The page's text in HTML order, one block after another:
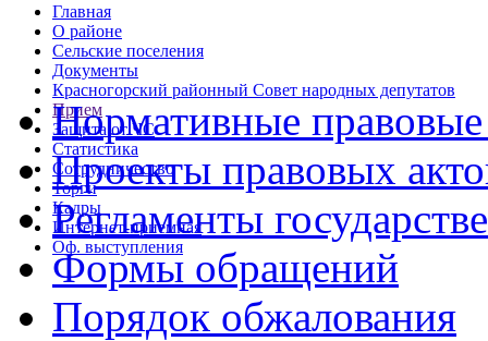
Главная
О районе
Сельские поселения
Документы
Красногорский районный Совет народных депутатов
Прием
Защита от ЧС
Статистика
Сотрудничество
Торги
Кадры
Интернет-приемная
Оф. выступления
Нормативные
Проекты правовых
Регламенты
Формы обращений
Порядок обжалования